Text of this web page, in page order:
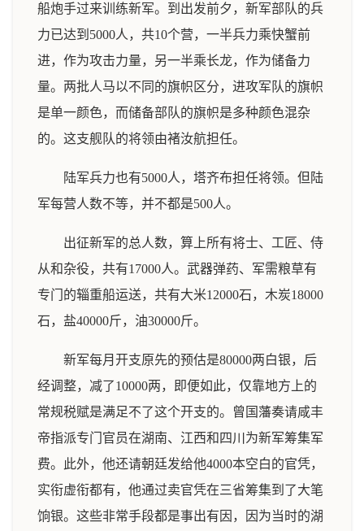
船炮手过来训练新军。到出发前夕，新军部队的兵
力已达到5000人，共10个营，一半兵力乘快蟹前
进，作为攻击力量，另一半乘长龙，作为储备力
量。两批人马以不同的旗帜区分，进攻军队的旗帜
是单一颜色，而储备部队的旗帜是多种颜色混杂
的。这支舰队的将领由褚汝航担任。
陆军兵力也有5000人，塔齐布担任将领。但陆
军每营人数不等，并不都是500人。
出征新军的总人数，算上所有将士、工匠、侍
从和杂役，共有17000人。武器弹药、军需粮草有
专门的辎重船运送，共有大米12000石，木炭18000
石，盐40000斤，油30000斤。
新军每月开支原先的预估是80000两白银，后
经调整，减了10000两，即便如此，仅靠地方上的
常规税赋是满足不了这个开支的。曾国藩奏请咸丰
帝指派专门官员在湖南、江西和四川为新军筹集军
费。此外，他还请朝廷发给他4000本空白的官凭，
实衔虚衔都有，他通过卖官凭在三省筹集到了大笔
饷银。这些非常手段都是事出有因，因为当时的湖